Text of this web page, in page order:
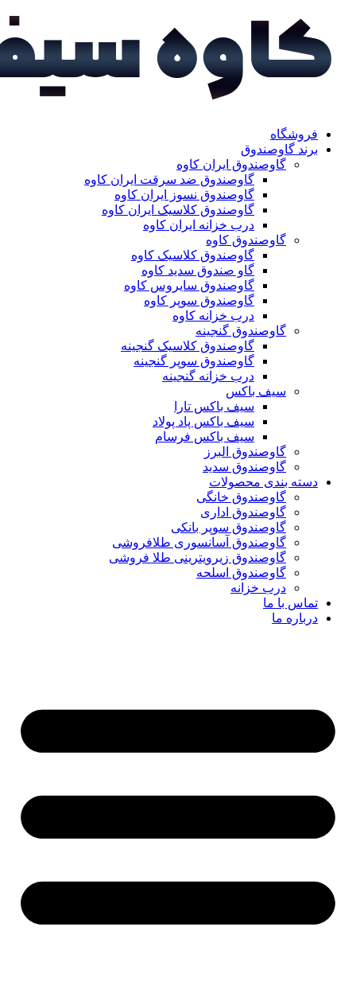
فروشگاه
برند گاوصندوق
گاوصندوق ایران کاوه
گاوصندوق ضد سرقت ایران کاوه
گاوصندوق نسوز ایران کاوه
گاوصندوق کلاسیک ایران کاوه
درب خزانه ایران کاوه
گاوصندوق کاوه
گاوصندوق کلاسیک کاوه
گاو صندوق سدید کاوه
گاوصندوق سایروس کاوه
گاوصندوق سوپر کاوه
درب خزانه کاوه
گاوصندوق گنجینه
گاوصندوق کلاسیک گنجینه
گاوصندوق سوپر گنجینه
درب خزانه گنجینه
سیف باکس
سیف باکس تارا
سیف باکس پاد پولاد
سیف باکس فرسام
گاوصندوق البرز
گاوصندوق سدید
دسته بندی محصولات
گاوصندوق خانگی
گاوصندوق اداری
گاوصندوق سوپر بانکی
گاوصندوق آسانسوری طلافروشی
گاوصندوق زیرویترینی طلا فروشی
گاوصندوق اسلحه
درب خزانه
تماس با ما
درباره ما